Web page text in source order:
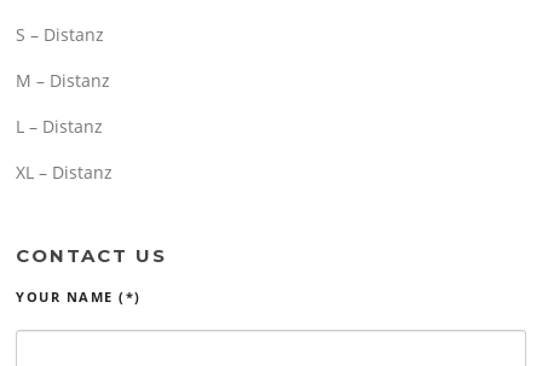
S – Distanz
M – Distanz
L – Distanz
XL – Distanz
CONTACT US
YOUR NAME (*)